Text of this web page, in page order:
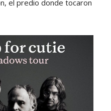
el predio donde tocaron